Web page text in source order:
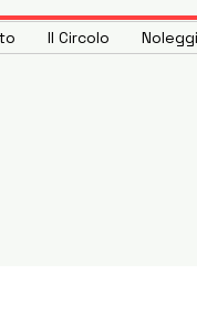
Il Circolo